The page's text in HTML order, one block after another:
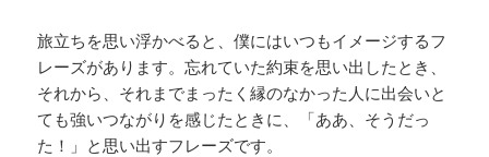
旅立ちを思い浮かべると、僕にはいつもイメージするフ
レーズがあります。忘れていた約束を思い出したとき、
それから、それまでまったく縁のなかった人に出会いと
ても強いつながりを感じたときに、「ああ、そうだっ
た！」と思い出すフレーズです。